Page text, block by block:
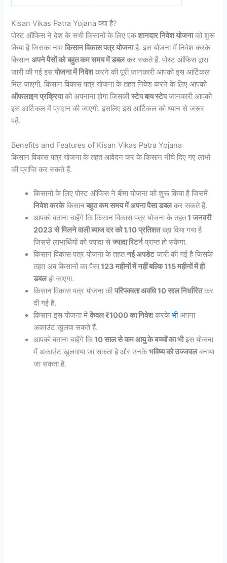
Kisan Vikas Patra Yojana क्या है?
पोस्ट ऑफिस ने देश के सभी किसानों के लिए एकशानदार निवेश योजनाको शुरू
किया है जिसका नामकिसान विकास पत्र योजनाहै. इस योजना में निवेश करके
किसानअपने पैसों को बहुत कम समय में डबलकर सकते हैं. पोस्ट ऑफिस द्वारा
जारी की गई इसयोजना में निवेशकरने की पूरी जानकारी आपको इस आर्टिकल
मिल जाएगी. किसान विकास पत्र योजना के तहत निवेश करने के लिए आपको
ऑफलाइन प्रक्रियाको अपनाना होगा जिसकीस्टेप बाय स्टेपजानकारी आपको
इस आर्टिकल में प्रदान की जाएगी. इसलिए इस आर्टिकल को ध्यान से जरूर
पढ़ें.
Benefits and Features of Kisan Vikas Patra Yojana
किसान विकास पत्र योजना के तहत आवेदन कर के किसान नीचे दिए गए लाभों
की प्राप्ति कर सकते हैं.
किसानों के लिए पोस्ट ऑफिस ने बीमा योजना को शुरू किया है जिसमें
निवेश करकेकिसानबहुत कम समय में अपना पैसा डबलकर सकते हैं.
आपको बताना चाहेंगे कि किसान विकास पत्र योजना के तहत1 जनवरी
2023 से मिलने वाली ब्याज दर को 1.10 प्रतिशतबढ़ा दिया गया है
जिससे लाभार्थियों को ज्यादा सेज्यादा रिटर्नप्राप्त हो सकेगा.
किसान विकास पत्र योजना के तहतनई अपडेटजारी की गई है जिसके
तहत अब किसानों का पैसा123 महीनों में नहीं बल्कि 115 महीनों में ही
डबलहो जाएगा.
किसान विकास पत्र योजना कीपरिपक्वता अवधि 10 साल निर्धारितकर
दी गई है.
किसान इस योजना मेंकेवल ₹1000 का निवेशकरकेभीअपना
अकाउंट खुलवा सकते हैं.
आपको बताना चाहेंगे कि10 साल से कम आयु के बच्चों का भीइस योजना
में अकाउंट खुलवाया जा सकता है और उनकेभविष्य को उज्जवलबनाया
जा सकता है.